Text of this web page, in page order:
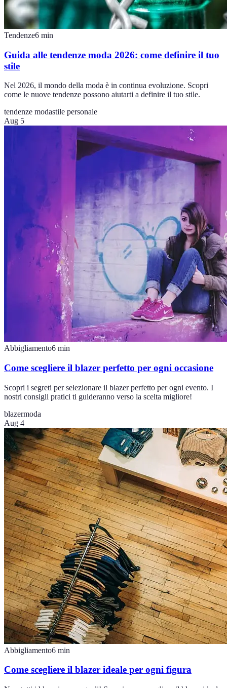
Tendenze6 min
Guida alle tendenze moda 2026: come definire il tuo
stile
Nel 2026, il mondo della moda è in continua evoluzione. Scopri
come le nuove tendenze possono aiutarti a definire il tuo stile.
tendenze modastile personale
Aug 5
Abbigliamento6 min
Come scegliere il blazer perfetto per ogni occasione
Scopri i segreti per selezionare il blazer perfetto per ogni evento. I
nostri consigli pratici ti guideranno verso la scelta migliore!
blazermoda
Aug 4
Abbigliamento6 min
Come scegliere il blazer ideale per ogni figura